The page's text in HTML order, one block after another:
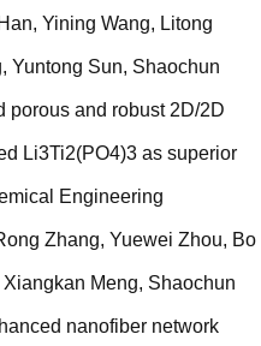
Yining Wang, Litong
Yuntong Sun, Shaochun
porous and robust 2D/2D
Li3Ti2(PO4)3 as superior
Engineering
Zhang, Yuewei Zhou, Bo
Meng, Shaochun
nanofiber network